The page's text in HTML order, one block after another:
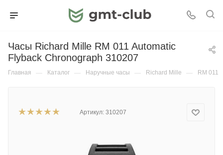
Часы Richard Mille RM 011 Automatic
Flyback Chronograph 310207
Главная — Каталог — Наручные часы — Richard Mille — RM 011
Артикул: 310207